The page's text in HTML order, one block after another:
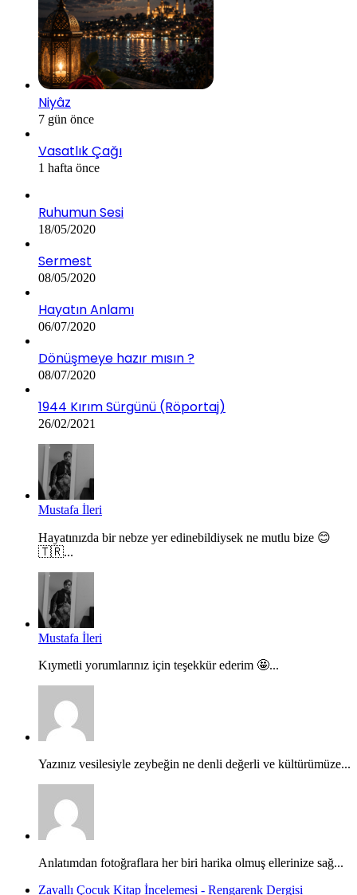
Niyâz
7 gün önce
Vasatlık Çağı
1 hafta önce
Ruhumun Sesi
18/05/2020
Sermest
08/05/2020
Hayatın Anlamı
06/07/2020
Dönüşmeye hazır mısın ?
08/07/2020
1944 Kırım Sürgünü (Röportaj)
26/02/2021
Mustafa İleri
Hayatınızda bir nebze yer edinebildiysek ne mutlu bize 😊
🇹🇷...
Mustafa İleri
Kıymetli yorumlarınız için teşekkür ederim 🤩...
Yazınız vesilesiyle zeybeğin ne denli değerli ve kültürümüze...
Anlatımdan fotoğraflara her biri harika olmuş ellerinize sağ...
Zavallı Çocuk Kitap İncelemesi - Rengarenk Dergisi